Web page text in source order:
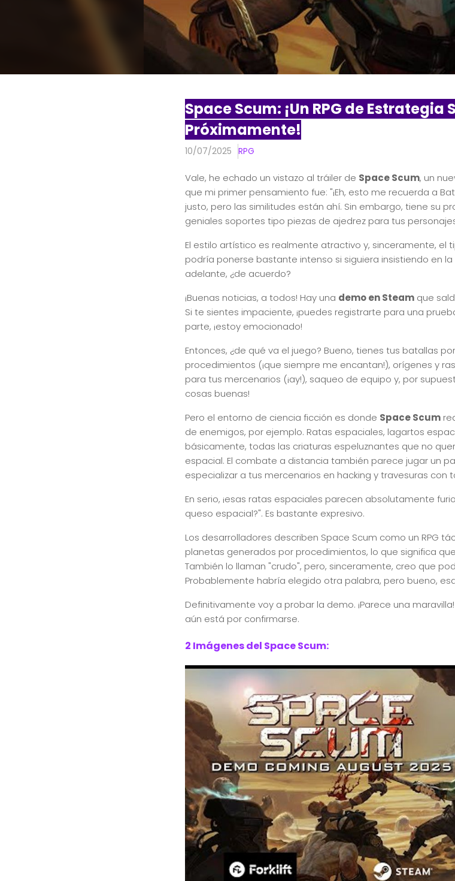
Space Scum: ¡Un RPG de Estrategia
Próximamente!
10/07/2025 RPG
Vale, he echado un vistazo al tráiler de Space Scum, un
que mi primer pensamiento fue: "¡Eh, esto me recuerda a
justo, pero las similitudes están ahí. Sin embargo, tiene su
geniales soportes tipo piezas de ajedrez para tus
El estilo artístico es realmente atractivo y, sinceramente, el
podría ponerse bastante intenso si siguiera insistiendo en
adelante, ¿de acuerdo?
¡Buenas noticias, a todos! Hay una demo en Steam que
Si te sientes impaciente, ¡puedes registrarte para una
parte, ¡estoy emocionado!
Entonces, ¿de qué va el juego? Bueno, tienes tus batallas
procedimientos (¡que siempre me encantan!), orígenes y
para tus mercenarios (¡ay!), saqueo de equipo y, por
cosas buenas!
Pero el entorno de ciencia ficción es donde Space Scum
de enemigos, por ejemplo. Ratas espaciales, lagartos
básicamente, todas las criaturas espeluznantes que no
espacial. El combate a distancia también parece jugar un
especializar a tus mercenarios en hacking y travesuras con
En serio, ¡esas ratas espaciales parecen absolutamente
queso espacial?". Es bastante expresivo.
Los desarrolladores describen Space Scum como un RPG
planetas generados por procedimientos, lo que significa
También lo llaman "crudo", pero, sinceramente, creo que
Probablemente habría elegido otra palabra, pero bueno,
Definitivamente voy a probar la demo. ¡Parece una
aún está por confirmarse.
2 Imágenes del Space Scum: